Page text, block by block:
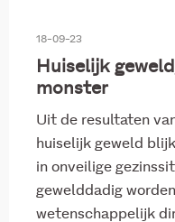
18-09-23
Huiselijk
monster
Uit de resultaten
huiselijk geweld
in onveilige
gewelddadig
wetenschappelijk